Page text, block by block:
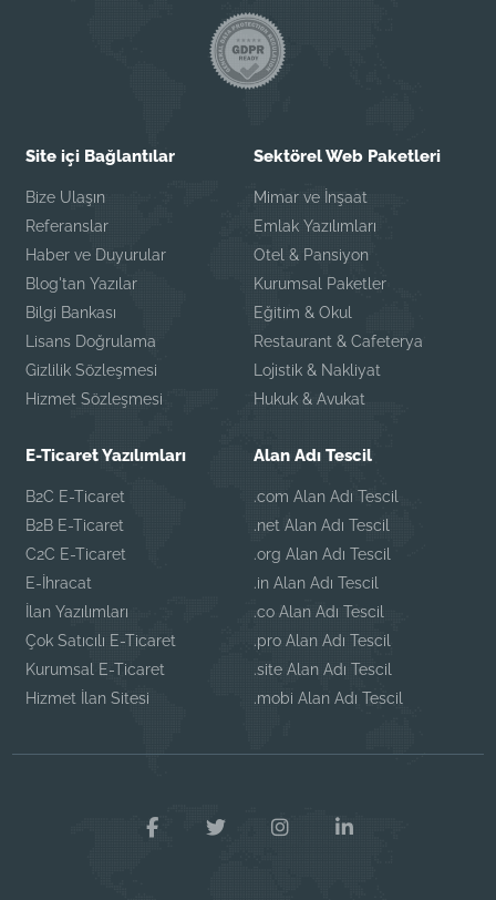
Site içi Bağlantılar
Bize Ulaşın
Referanslar
Haber ve Duyurular
Blog'tan Yazılar
Bilgi Bankası
Lisans Doğrulama
Gizlilik Sözleşmesi
Hizmet Sözleşmesi
Sektörel Web Paketleri
Mimar ve İnşaat
Emlak Yazılımları
Otel & Pansiyon
Kurumsal Paketler
Eğitim & Okul
Restaurant & Cafeterya
Lojistik & Nakliyat
Hukuk & Avukat
E-Ticaret Yazılımları
B2C E-Ticaret
B2B E-Ticaret
C2C E-Ticaret
E-İhracat
İlan Yazılımları
Çok Satıcılı E-Ticaret
Kurumsal E-Ticaret
Hizmet İlan Sitesi
Alan Adı Tescil
.com Alan Adı Tescil
.net Alan Adı Tescil
.org Alan Adı Tescil
.in Alan Adı Tescil
.co Alan Adı Tescil
.pro Alan Adı Tescil
.site Alan Adı Tescil
.mobi Alan Adı Tescil